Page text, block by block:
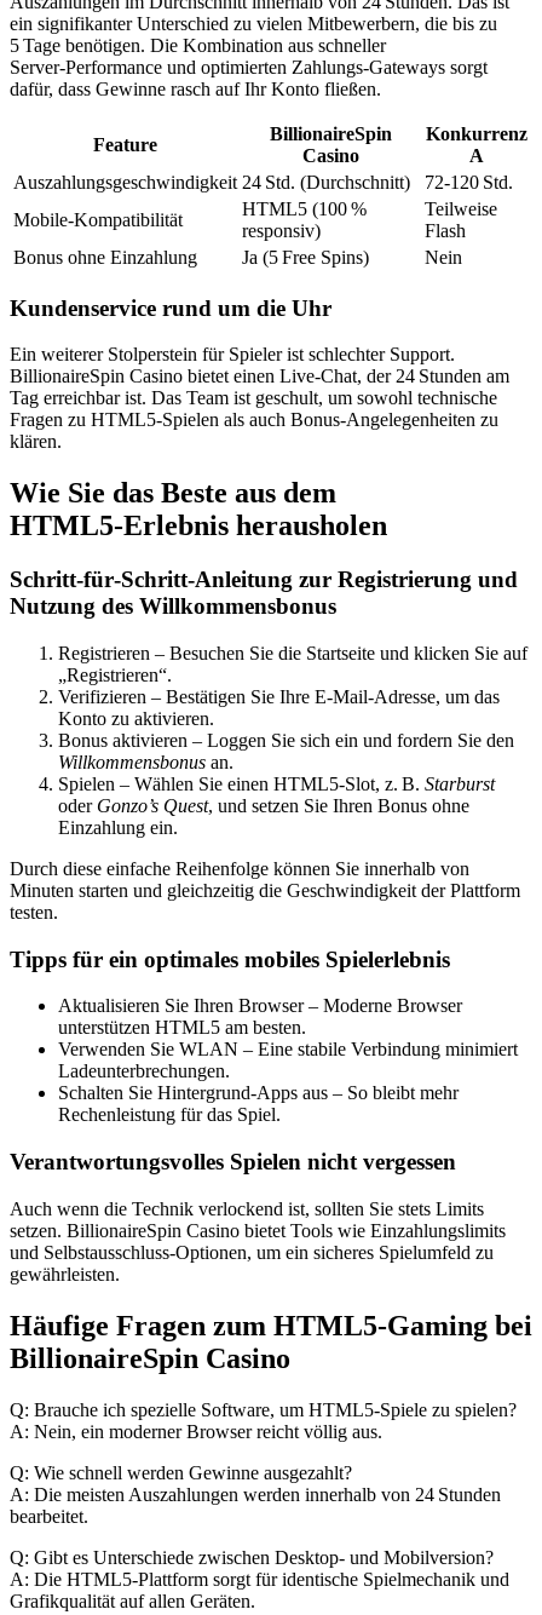
ein signifikanter Unterschied zu vielen Mitbewerbern, die bis zu
5 Tage benötigen. Die Kombination aus schneller
Server‑Performance und optimierten Zahlungs‑Gateways sorgt
dafür, dass Gewinne rasch auf Ihr Konto fließen.
Feature
BillionaireSpin
Casino
Konkurrenz
A
Auszahlungsgeschwindigkeit 24 Std. (Durchschnitt)
72‑120 Std.
Mobile‑Kompatibilität
HTML5 (100 %
responsiv)
Teilweise
Flash
Bonus ohne Einzahlung
Ja (5 Free Spins) Nein
Kundenservice rund um die Uhr
Ein weiterer Stolperstein für Spieler ist schlechter Support.
BillionaireSpin Casino bietet einen Live‑Chat, der 24 Stunden am
Tag erreichbar ist. Das Team ist geschult, um sowohl technische
Fragen zu HTML5‑Spielen als auch Bonus‑Angelegenheiten zu
klären.
Wie Sie das Beste aus dem
HTML5‑Erlebnis herausholen
Schritt‑für‑Schritt‑Anleitung zur Registrierung und
Nutzung des Willkommensbonus
Registrieren – Besuchen Sie die Startseite und klicken Sie auf
„Registrieren“.
Verifizieren – Bestätigen Sie Ihre E‑Mail-Adresse, um das
Konto zu aktivieren.
Bonus aktivieren – Loggen Sie sich ein und fordern Sie den
Willkommensbonus an.
Spielen – Wählen Sie einen HTML5‑Slot, z. B. Starburst
oder Gonzo’s Quest, und setzen Sie Ihren Bonus ohne
Einzahlung ein.
Durch diese einfache Reihenfolge können Sie innerhalb von
Minuten starten und gleichzeitig die Geschwindigkeit der Plattform
testen.
Tipps für ein optimales mobiles Spielerlebnis
Aktualisieren Sie Ihren Browser – Moderne Browser
unterstützen HTML5 am besten.
Verwenden Sie WLAN – Eine stabile Verbindung minimiert
Ladeunterbrechungen.
Schalten Sie Hintergrund‑Apps aus – So bleibt mehr
Rechenleistung für das Spiel.
Verantwortungsvolles Spielen nicht vergessen
Auch wenn die Technik verlockend ist, sollten Sie stets Limits
setzen. BillionaireSpin Casino bietet Tools wie Einzahlungslimits
und Selbstausschluss‑Optionen, um ein sicheres Spielumfeld zu
gewährleisten.
Häufige Fragen zum HTML5‑Gaming bei
BillionaireSpin Casino
Q: Brauche ich spezielle Software, um HTML5‑Spiele zu spielen?
A: Nein, ein moderner Browser reicht völlig aus.
Q: Wie schnell werden Gewinne ausgezahlt?
A: Die meisten Auszahlungen werden innerhalb von 24 Stunden
bearbeitet.
Q: Gibt es Unterschiede zwischen Desktop‑ und Mobilversion?
A: Die HTML5‑Plattform sorgt für identische Spielmechanik und
Grafikqualität auf allen Geräten.